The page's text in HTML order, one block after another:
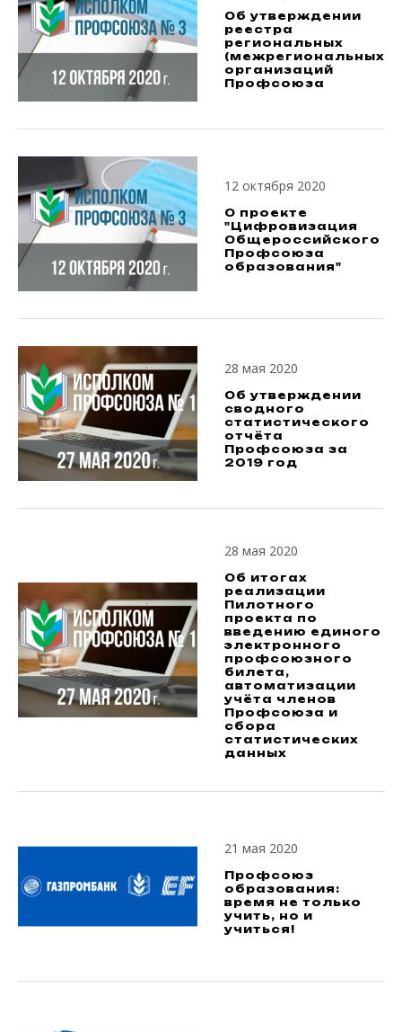
Об утверждении
реестра
региональных
(межрегиональных)
организаций
Профсоюза
12 октября 2020
О проекте
"Цифровизация
Общероссийского
Профсоюза
образования"
28 мая 2020
Об утверждении
сводного
статистического
отчёта
Профсоюза за
2019 год
28 мая 2020
Об итогах
реализации
Пилотного
проекта по
введению единого
электронного
профсоюзного
билета,
автоматизации
учёта членов
Профсоюза и
сбора
статистических
данных
21 мая 2020
Профсоюз
образования:
время не только
учить, но и
учиться!